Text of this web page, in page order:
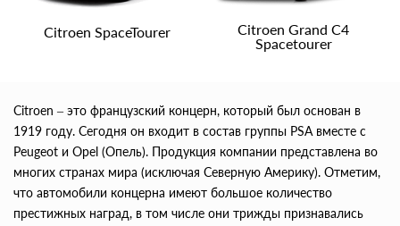
Citroen SpaceTourer
Citroen Grand C4
Spacetourer
Citroen – это французский концерн, который был основан в
1919 году. Сегодня он входит в состав группы PSA вместе с
Peugeot и Opel (Опель). Продукция компании представлена во
многих странах мира (исключая Северную Америку). Отметим,
что автомобили концерна имеют большое количество
престижных наград, в том числе они трижды признавались